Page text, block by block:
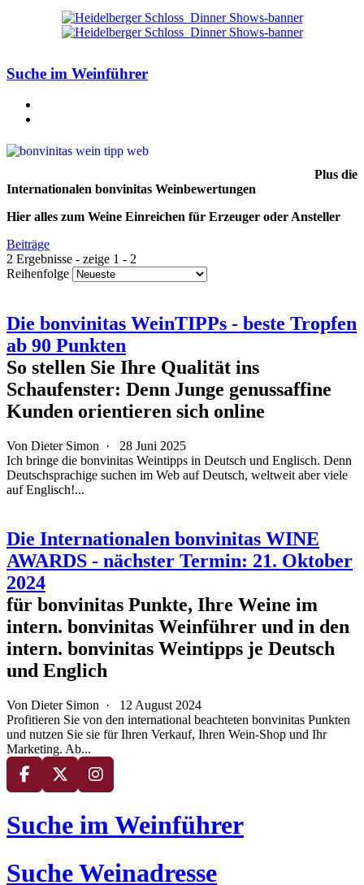
Suche im Weinführer
Plus die
Internationalen bonvinitas Weinbewertungen
Hier alles zum Weine Einreichen für Erzeuger oder Ansteller
Beiträge
2 Ergebnisse - zeige 1 - 2
Reihenfolge
Die bonvinitas WeinTIPPs - beste Tropfen
ab 90 Punkten
So stellen Sie Ihre Qualität ins
Schaufenster: Denn Junge genussaffine
Kunden orientieren sich online
Von Dieter Simon · 28 Juni 2025
Ich bringe die bonvinitas Weintipps in Deutsch und Englisch. Denn
Deutschsprachige suchen im Web auf Deutsch, weltweit aber viele
auf Englisch!...
Die Internationalen bonvinitas WINE
AWARDS - nächster Termin: 21. Oktober
2024
für bonvinitas Punkte, Ihre Weine im
intern. bonvinitas Weinführer und in den
intern. bonvinitas Weintipps je Deutsch
und Englich
Von Dieter Simon · 12 August 2024
Profitieren Sie von den international beachteten bonvinitas Punkten
und nutzen Sie sie für Ihren Verkauf, Ihren Wein-Shop und Ihr
Marketing. Ab...
Suche im Weinführer
Suche Weinadresse